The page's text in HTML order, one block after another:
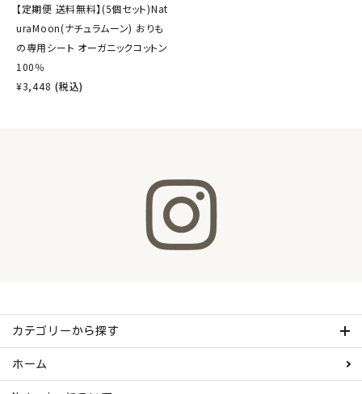
【定期便 送料無料】(5個セット)Nat
uraMoon(ナチュラムーン) おりも
の専用シート オーガニックコットン
100％
¥3,448 (税込)
カテゴリーから探す
ホーム